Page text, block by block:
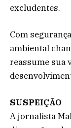
excludentes.
Com
ambiental
reassume sua
SUSPEIÇÃO
A jornalista